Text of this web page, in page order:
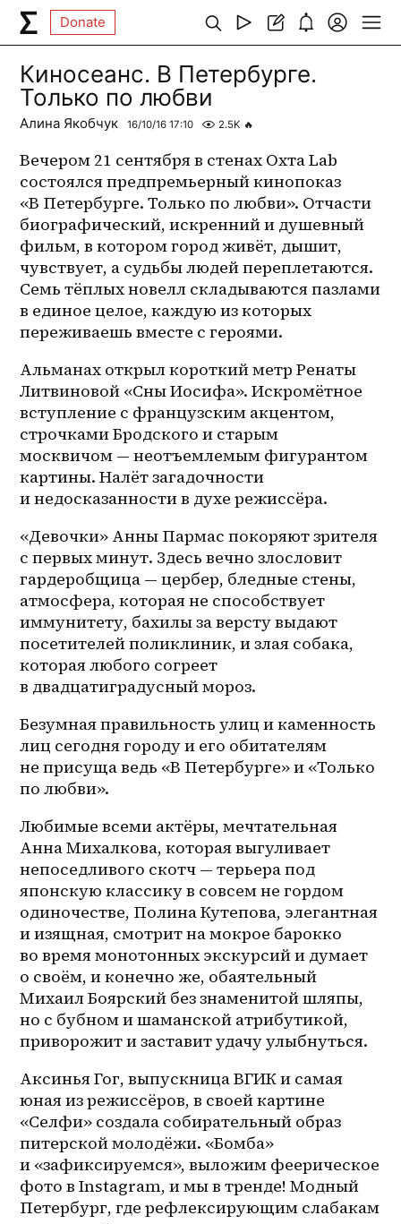
Donate
Киносеанс. В Петербурге.
Только по любви
Алина Якобчук 16/10/16 17:10 2.5K 🔥
Вечером 21 сентября в стенах Охта Lab
состоялся предпремьерный кинопоказ
«В Петербурге. Только по любви». Отчасти
биографический, искренний и душевный
фильм, в котором город живёт, дышит,
чувствует, а судьбы людей переплетаются.
Семь тёплых новелл складываются пазлами
в единое целое, каждую из которых
переживаешь вместе с героями.
Альманах открыл короткий метр Ренаты
Литвиновой «Сны Иосифа». Искромётное
вступление с французским акцентом,
строчками Бродского и старым
москвичом — неотъемлемым фигурантом
картины. Налёт загадочности
и недосказанности в духе режиссёра.
«Девочки» Анны Пармас покоряют зрителя
с первых минут. Здесь вечно злословит
гардеробщица — цербер, бледные стены,
атмосфера, которая не способствует
иммунитету, бахилы за версту выдают
посетителей поликлиник, и злая собака,
которая любого согреет
в двадцатиградусный мороз.
Безумная правильность улиц и каменность
лиц сегодня городу и его обитателям
не присуща ведь «В Петербурге» и «Только
по любви».
Любимые всеми актёры, мечтательная
Анна Михалкова, которая выгуливает
непоседливого скотч — терьера под
японскую классику в совсем не гордом
одиночестве, Полина Кутепова, элегантная
и изящная, смотрит на мокрое барокко
во время монотонных экскурсий и думает
о своём, и конечно же, обаятельный
Михаил Боярский без знаменитой шляпы,
но с бубном и шаманской атрибутикой,
приворожит и заставит удачу улыбнуться.
Аксинья Гог, выпускница ВГИК и самая
юная из режиссёров, в своей картине
«Селфи» создала собирательный образ
питерской молодёжи. «Бомба»
и «зафиксируемся», выложим феерическое
фото в Instagram, и мы в тренде! Модный
Петербург, где рефлексирующим слабакам